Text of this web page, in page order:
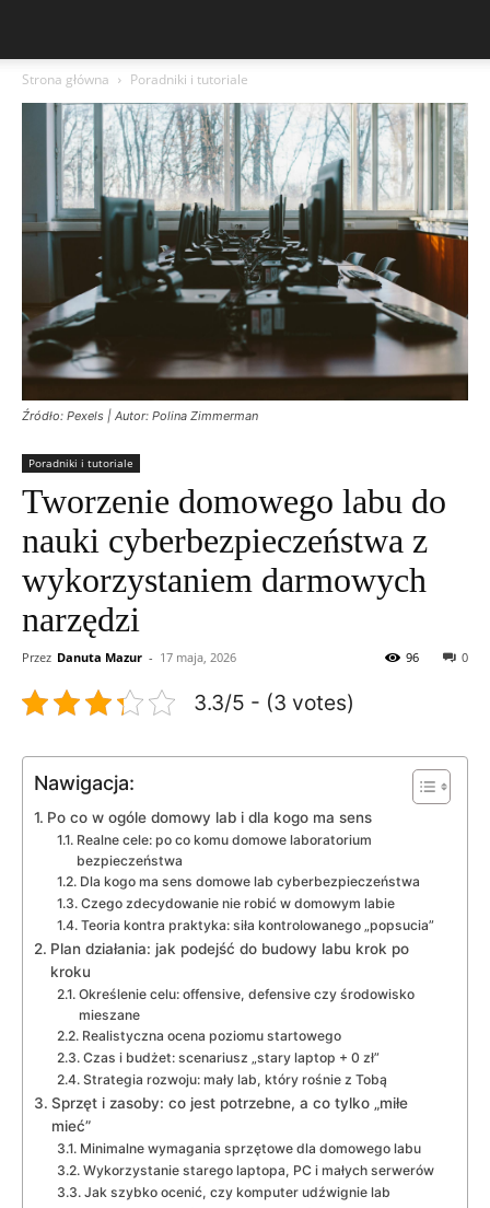
Strona główna Poradniki i tutoriale
Źródło: Pexels | Autor: Polina Zimmerman
Poradniki i tutoriale
Tworzenie domowego labu do
nauki cyberbezpieczeństwa z
wykorzystaniem darmowych
narzędzi
Przez Danuta Mazur - 17 maja, 2026 0
96
3.3/5 - (3 votes)
Nawigacja:
Po co w ogóle domowy lab i dla kogo ma sens
Realne cele: po co komu domowe laboratorium
bezpieczeństwa
Dla kogo ma sens domowe lab cyberbezpieczeństwa
Czego zdecydowanie nie robić w domowym labie
Teoria kontra praktyka: siła kontrolowanego „popsucia”
Plan działania: jak podejść do budowy labu krok po
kroku
Określenie celu: offensive, defensive czy środowisko
mieszane
Realistyczna ocena poziomu startowego
Czas i budżet: scenariusz „stary laptop + 0 zł”
Strategia rozwoju: mały lab, który rośnie z Tobą
Sprzęt i zasoby: co jest potrzebne, a co tylko „miłe
mieć”
Minimalne wymagania sprzętowe dla domowego labu
Wykorzystanie starego laptopa, PC i małych serwerów
Jak szybko ocenić, czy komputer udźwignie lab